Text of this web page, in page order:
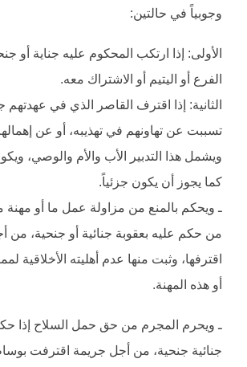
وجوبياً في حالتين:
الأولى: إذا ارتكب المحكوم عليه جناية أو
الفرع أو اليتيم أو الاشتراك معه.
الثانية: إذا اقترف القاصر الذي في عهدتهم
تسببت عن تهاونهم في تهذيبه، أو عن
ويشمل هذا التدبير الأب والأم والوصي،
كما يجوز أن يكون جزئياً.
ـ ويحكم بالمنع من مزاولة عمل ما أو
من حكم عليه بعقوبة جنائية أو جنحية، من
اقترفها، وثبت منها عدم أهليته الأخلاقية
أو هذه المهنة.
ـ ويحرم المجرم من حق حمل السلاح إذا
جنائية جنحية، من أجل جريمة اقترفت